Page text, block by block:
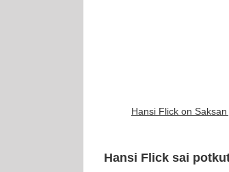
Hansi Flick on
Hansi Flick sai